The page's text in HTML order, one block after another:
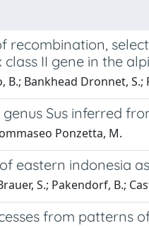
recombination,
II gene in the
Bankhead Dronnet,
Sus inferred
Ponzetta, M.
eastern indonesia
S.; Pakendorf, B.;
from patterns